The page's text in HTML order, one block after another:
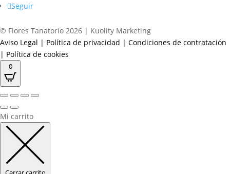
Seguir
© Flores Tanatorio 2026 | Kuolity Marketing
Aviso Legal | Política de privacidad | Condiciones de contratación
| Política de cookies
0
Mi carrito